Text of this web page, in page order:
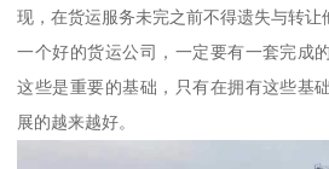
现，在货运服务未完之前不得遗失与转让
一个好的货运公司，一定要有一套完成
这些是重要的基础，只有在拥有这些基
展的越来越好。